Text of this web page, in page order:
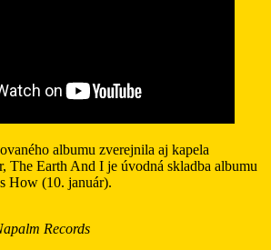
albumu zverejnila aj kapela
The Earth And I je úvodná skladba albumu
How (10. január).
Records